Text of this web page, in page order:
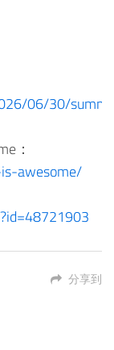
06/30/
：
awesome/
分享到